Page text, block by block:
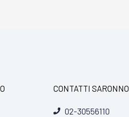
CONTATTI SARONNO
02-30556110